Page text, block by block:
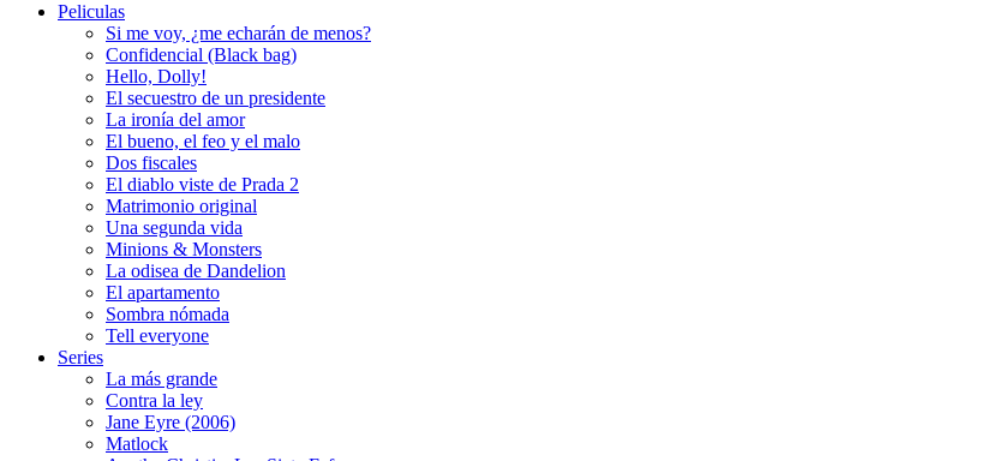
Peliculas
Si me voy, ¿me echarán de menos?
Confidencial (Black bag)
Hello, Dolly!
El secuestro de un presidente
La ironía del amor
El bueno, el feo y el malo
Dos fiscales
El diablo viste de Prada 2
Matrimonio original
Una segunda vida
Minions & Monsters
La odisea de Dandelion
El apartamento
Sombra nómada
Tell everyone
Series
La más grande
Contra la ley
Jane Eyre (2006)
Matlock